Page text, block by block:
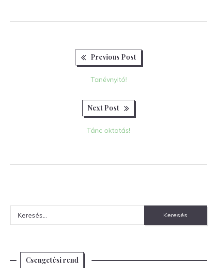
Previous Post
Tanévnyitó!
Next Post
Tánc oktatás!
Keresés:
Csengetési rend